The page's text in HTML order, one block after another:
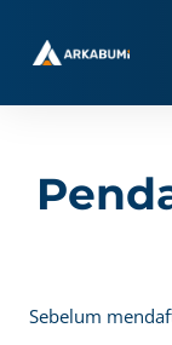
content
Sebelum